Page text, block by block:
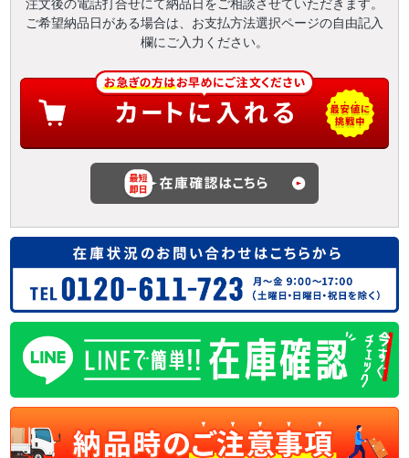
注文後の電話打合せにて納品日をご相談させていただきます。
ご希望納品日がある場合は、お支払方法選択ページの自由記入
欄にご入力ください。